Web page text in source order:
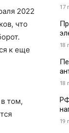
2022
что
к еще
том,
17
18
18
19